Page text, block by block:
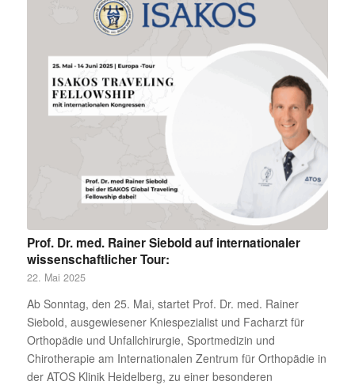
Prof. Dr. med. Rainer Siebold auf internationaler
wissenschaftlicher Tour:
22. Mai 2025
Ab Sonntag, den 25. Mai, startet Prof. Dr. med. Rainer
Siebold, ausgewiesener Kniespezialist und Facharzt für
Orthopädie und Unfallchirurgie, Sportmedizin und
Chirotherapie am Internationalen Zentrum für Orthopädie in
der ATOS Klinik Heidelberg, zu einer besonderen